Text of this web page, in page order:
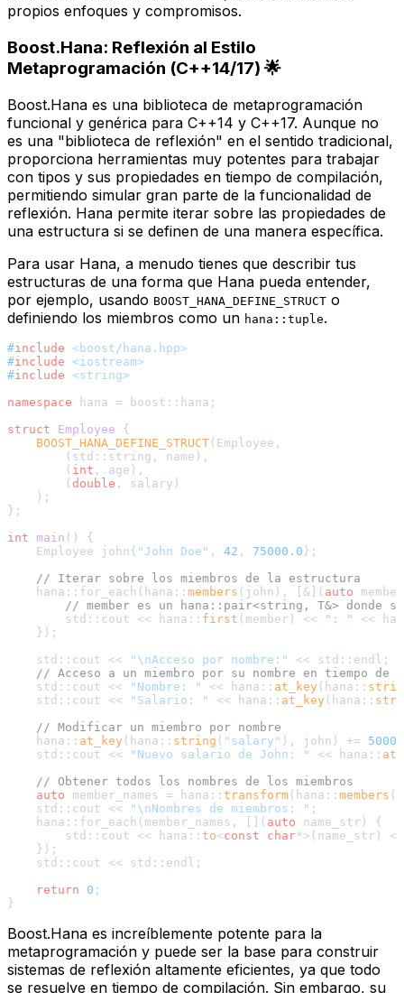
propios enfoques y compromisos.
Boost.Hana: Reflexión al Estilo
Metaprogramación (C++14/17) 🌟
Boost.Hana es una biblioteca de metaprogramación
funcional y genérica para C++14 y C++17. Aunque no
es una "biblioteca de reflexión" en el sentido tradicional,
proporciona herramientas muy potentes para trabajar
con tipos y sus propiedades en tiempo de compilación,
permitiendo simular gran parte de la funcionalidad de
reflexión. Hana permite iterar sobre las propiedades de
una estructura si se definen de una manera específica.
Para usar Hana, a menudo tienes que describir tus
estructuras de una forma que Hana pueda entender,
por ejemplo, usando BOOST_HANA_DEFINE_STRUCT o
definiendo los miembros como un hana::tuple.
#include
<boost/hana.hpp>
#include
<iostream>
#include
<string>
namespace hana = boost::hana;
struct
Employee {
BOOST_HANA_DEFINE_STRUCT (Employee,
        (std::string, name),
        (
int , age),
        (
double , salary)
    );
};
int main ()
{
    Employee john{
"John Doe" , 42 , 75000.0 };
// Iterar sobre los miembros de la estructura
    hana::for_each(hana::
members (john), [&]( auto
// member es un hana::pair<string, T&> donde
        std::cout << hana::
first (member) << ": "
<<
    });
    std::cout <<
"\nAcceso por nombre:"
<< std::endl;
// Acceso a un miembro por su nombre en tiempo de
    std::cout <<
"Nombre: " << hana:: at_key (hana::
    std::cout <<
"Salario: " << hana:: at_key (hana::
// Modificar un miembro por nombre
    hana::
at_key (hana:: string ( "salary" ), john) +=
    std::cout <<
"Nuevo salario de John: " << hana::
// Obtener todos los nombres de los miembros
auto member_names = hana:: transform (hana:: members
    std::cout <<
"\nNombres de miembros: " ;
    hana::for_each(member_names, [](
auto name_str) {
        std::cout << hana::
to<const char*>(name_str)
    });
    std::cout << std::endl;
return
0 ;
Boost.Hana es increíblemente potente para la
metaprogramación y puede ser la base para construir
sistemas de reflexión altamente eficientes, ya que todo
se resuelve en tiempo de compilación. Sin embargo, su